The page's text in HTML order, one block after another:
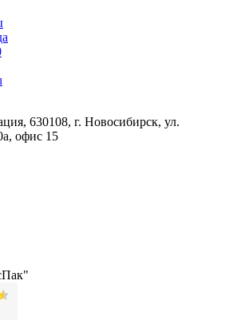
630108, г. Новосибирск, ул.
офис 15